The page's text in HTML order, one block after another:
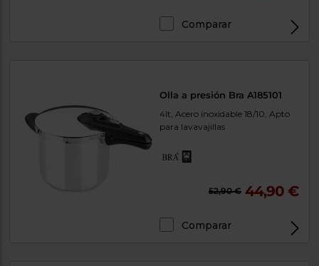
Comparar
Olla a presión Bra A185101
4lt, Acero inoxidable 18/10, Apto
para lavavajillas
52,90 € 44,90 €
Comparar